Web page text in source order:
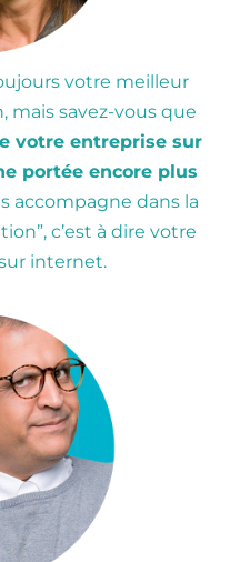
votre meilleur
savez-vous que
votre entreprise sur
portée encore plus
accompagne dans la
c’est à dire votre
internet.